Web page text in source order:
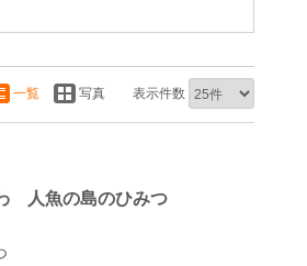
一覧 写真 表示件数
人魚の島のひみつ